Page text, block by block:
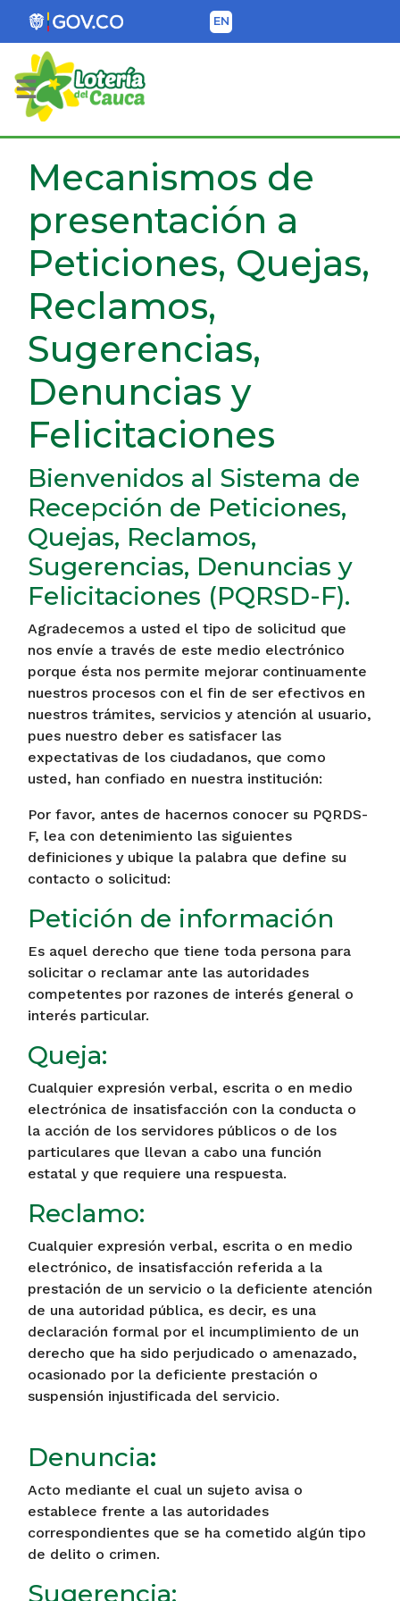
EN
Lotería del Cauca
Mecanismos de
presentación a
Peticiones, Quejas,
Reclamos,
Sugerencias,
Denuncias y
Felicitaciones
Bienvenidos al Sistema de
Recepción de Peticiones,
Quejas, Reclamos,
Sugerencias, Denuncias y
Felicitaciones (PQRSD-F).
Agradecemos a usted el tipo de solicitud que
nos envíe a través de este medio electrónico
porque ésta nos permite mejorar continuamente
nuestros procesos con el fin de ser efectivos en
nuestros trámites, servicios y atención al usuario,
pues nuestro deber es satisfacer las
expectativas de los ciudadanos, que como
usted, han confiado en nuestra institución:
Por favor, antes de hacernos conocer su PQRDS-
F, lea con detenimiento las siguientes
definiciones y ubique la palabra que define su
contacto o solicitud:
Petición de información
Es aquel derecho que tiene toda persona para
solicitar o reclamar ante las autoridades
competentes por razones de interés general o
interés particular.
Queja:
Cualquier expresión verbal, escrita o en medio
electrónica de insatisfacción con la conducta o
la acción de los servidores públicos o de los
particulares que llevan a cabo una función
estatal y que requiere una respuesta.
Reclamo:
Cualquier expresión verbal, escrita o en medio
electrónico, de insatisfacción referida a la
prestación de un servicio o la deficiente atención
de una autoridad pública, es decir, es una
declaración formal por el incumplimiento de un
derecho que ha sido perjudicado o amenazado,
ocasionado por la deficiente prestación o
suspensión injustificada del servicio.
Denuncia:
Acto mediante el cual un sujeto avisa o
establece frente a las autoridades
correspondientes que se ha cometido algún tipo
de delito o crimen.
Sugerencia: